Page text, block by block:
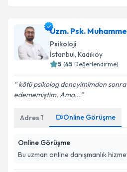
Uzm. Psk.
Psikoloji
İstanbul,Kadıköy
( Değerlendirme)
kötü psikolog deneyimimden
edememiştim. Ama...
Adres 1 Online Görüşme
Online Görüşme
Bu uzman online danışmanlık